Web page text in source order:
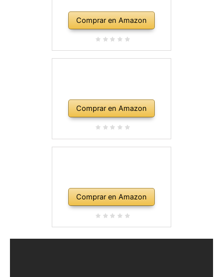
Comprar en Amazon
Comprar en Amazon
Comprar en Amazon